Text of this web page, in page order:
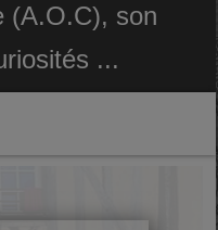
(A.O.C), son
...